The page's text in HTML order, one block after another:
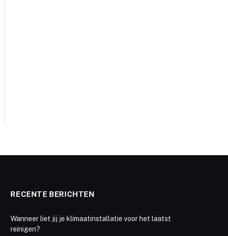
RECENTE BERICHTEN
Wanneer liet jij je klimaatinstallatie voor het laatst
reinigen?